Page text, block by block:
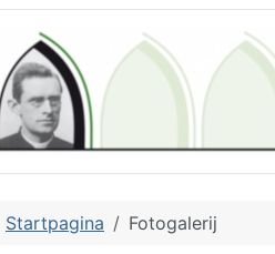
Startpagina Fotogalerij